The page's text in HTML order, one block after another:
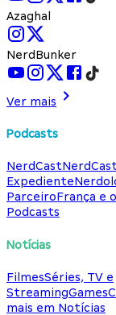
Azaghal
NerdBunker
Ver mais
Podcasts
NerdCast
Expediente
ParceiroFrança e
Podcasts
Notícias
FilmesSéries, TV e
StreamingGames
mais em Notícias